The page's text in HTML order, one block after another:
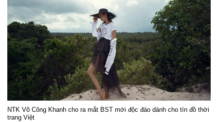
NTK Võ Công Khanh cho ra mắt BST mới độc đáo dành cho tín đồ thời
trang Việt